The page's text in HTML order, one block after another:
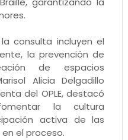
consulta incluyen el
la prevención de
de espacios
Alicia Delgadillo
del OPLE, destacó
la cultura
activa de las
el proceso.